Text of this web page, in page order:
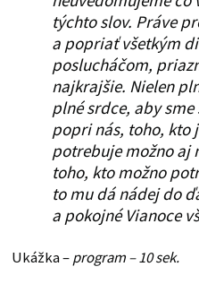
týchto slov. Práve
a popriať všetkým
poslucháčom,
najkrajšie. Nielen
plné srdce, aby
popri nás, toho, kto
potrebuje možno aj
toho, kto možno
to mu dá nádej do
a pokojné Vianoce
Ukážka –program – 10 sek.